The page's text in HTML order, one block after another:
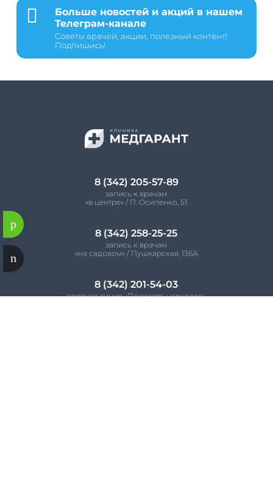

Больше новостей и акций в нашем
Телеграм-канале
Советы врачей, акции, полезный контент!
Подпишись!
8 (342) 205-57-89
запись к врачам
«в центре» / П. Осипенко, 51
8 (342) 258-25-25
запись к врачам
«на садовом» / Пушкарская, 136А
8 (342) 201-54-03
горячая линия «Психиатр-нарколог»